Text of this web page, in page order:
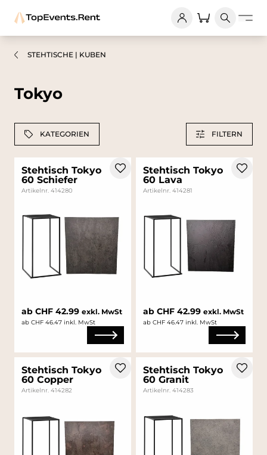
STEHTISCHE | KUBEN
Tokyo
KATEGORIEN FILTERN
Stehtisch Tokyo
60 Schiefer
Artikelnr. 414280
ab CHF 42.99 exkl. MwSt
ab CHF 46.47 inkl. MwSt
Stehtisch Tokyo
60 Lava
Artikelnr. 414281
ab CHF 42.99 exkl. MwSt
ab CHF 46.47 inkl. MwSt
Stehtisch Tokyo
60 Copper
Artikelnr. 414282
Stehtisch Tokyo
60 Granit
Artikelnr. 414283